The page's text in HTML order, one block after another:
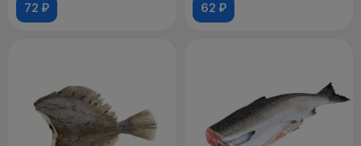
72 ₽ 62 ₽